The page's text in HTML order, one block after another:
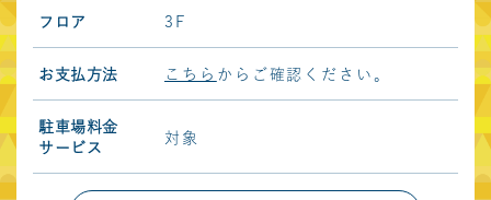
ノースポート・モール
キュープラザ原宿
キュープラザ恵比寿
フロア 3F
お支払方法 こちら からご確認ください。
駐車場料金
サービス
対象